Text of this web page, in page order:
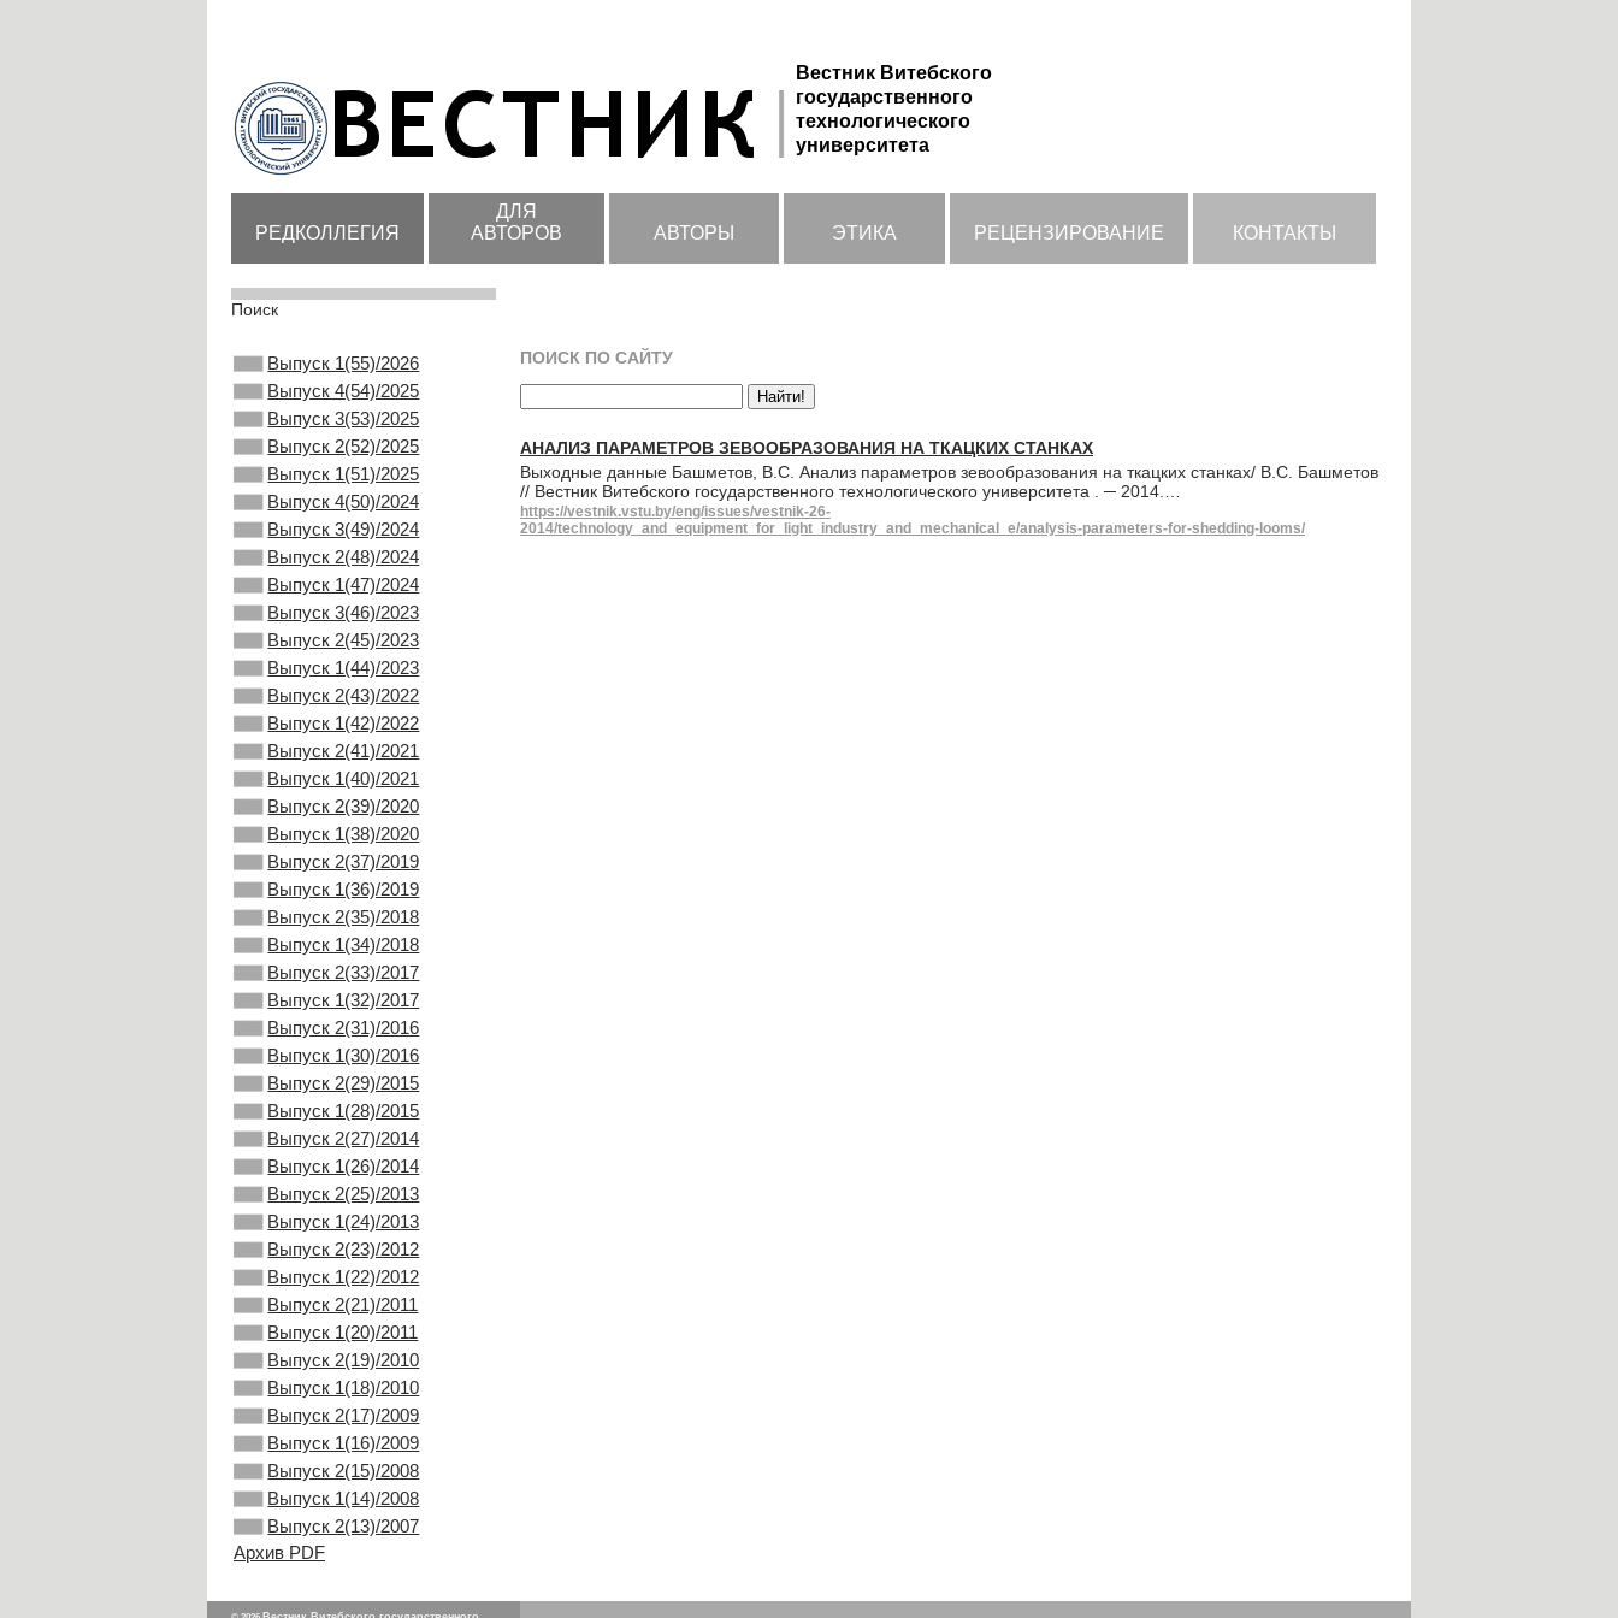
Вестник Витебского
государственного
технологического
университета
РЕДКОЛЛЕГИЯ
ДЛЯ
АВТОРОВ
АВТОРЫ ЭТИКА РЕЦЕНЗИРОВАНИЕ КОНТАКТЫ
Поиск
Выпуск 1(55)/2026
Выпуск 4(54)/2025
Выпуск 3(53)/2025
Выпуск 2(52)/2025
Выпуск 1(51)/2025
Выпуск 4(50)/2024
Выпуск 3(49)/2024
Выпуск 2(48)/2024
Выпуск 1(47)/2024
Выпуск 3(46)/2023
Выпуск 2(45)/2023
Выпуск 1(44)/2023
Выпуск 2(43)/2022
Выпуск 1(42)/2022
Выпуск 2(41)/2021
Выпуск 1(40)/2021
Выпуск 2(39)/2020
Выпуск 1(38)/2020
Выпуск 2(37)/2019
Выпуск 1(36)/2019
Выпуск 2(35)/2018
Выпуск 1(34)/2018
Выпуск 2(33)/2017
Выпуск 1(32)/2017
Выпуск 2(31)/2016
Выпуск 1(30)/2016
Выпуск 2(29)/2015
Выпуск 1(28)/2015
Выпуск 2(27)/2014
Выпуск 1(26)/2014
Выпуск 2(25)/2013
Выпуск 1(24)/2013
Выпуск 2(23)/2012
Выпуск 1(22)/2012
Выпуск 2(21)/2011
Выпуск 1(20)/2011
Выпуск 2(19)/2010
Выпуск 1(18)/2010
Выпуск 2(17)/2009
Выпуск 1(16)/2009
Выпуск 2(15)/2008
Выпуск 1(14)/2008
Выпуск 2(13)/2007
Архив PDF
ПОИСК ПО САЙТУ
АНАЛИЗ ПАРАМЕТРОВ ЗЕВООБРАЗОВАНИЯ НА ТКАЦКИХ СТАНКАХ
Выходные данные Башметов, В.С. Анализ параметров зевообразования на ткацких станках/ В.С. Башметов
// Вестник Витебского государственного технологического университета . ─ 2014.…
https://vestnik.vstu.by/eng/issues/vestnik-26-
2014/technology_and_equipment_for_light_industry_and_mechanical_e/analysis-parameters-for-shedding-looms/